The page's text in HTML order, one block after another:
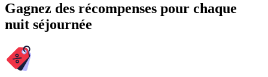
Gagnez des récompenses pour chaque
nuit séjournée